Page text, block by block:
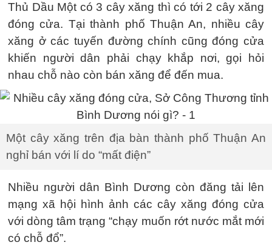
Thủ Dầu Một có 3 cây xăng thì có tới 2 cây xăng
đóng cửa. Tại thành phố Thuận An, nhiều cây
xăng ở các tuyến đường chính cũng đóng cửa
khiến người dân phải chạy khắp nơi, gọi hỏi
nhau chỗ nào còn bán xăng để đến mua.
Một cây xăng trên địa bàn thành phố Thuận An
nghỉ bán với lí do “mất điện”
Nhiều người dân Bình Dương còn đăng tải lên
mạng xã hội hình ảnh các cây xăng đóng cửa
với dòng tâm trạng “chạy muốn rớt nước mắt mới
có chỗ đổ”.